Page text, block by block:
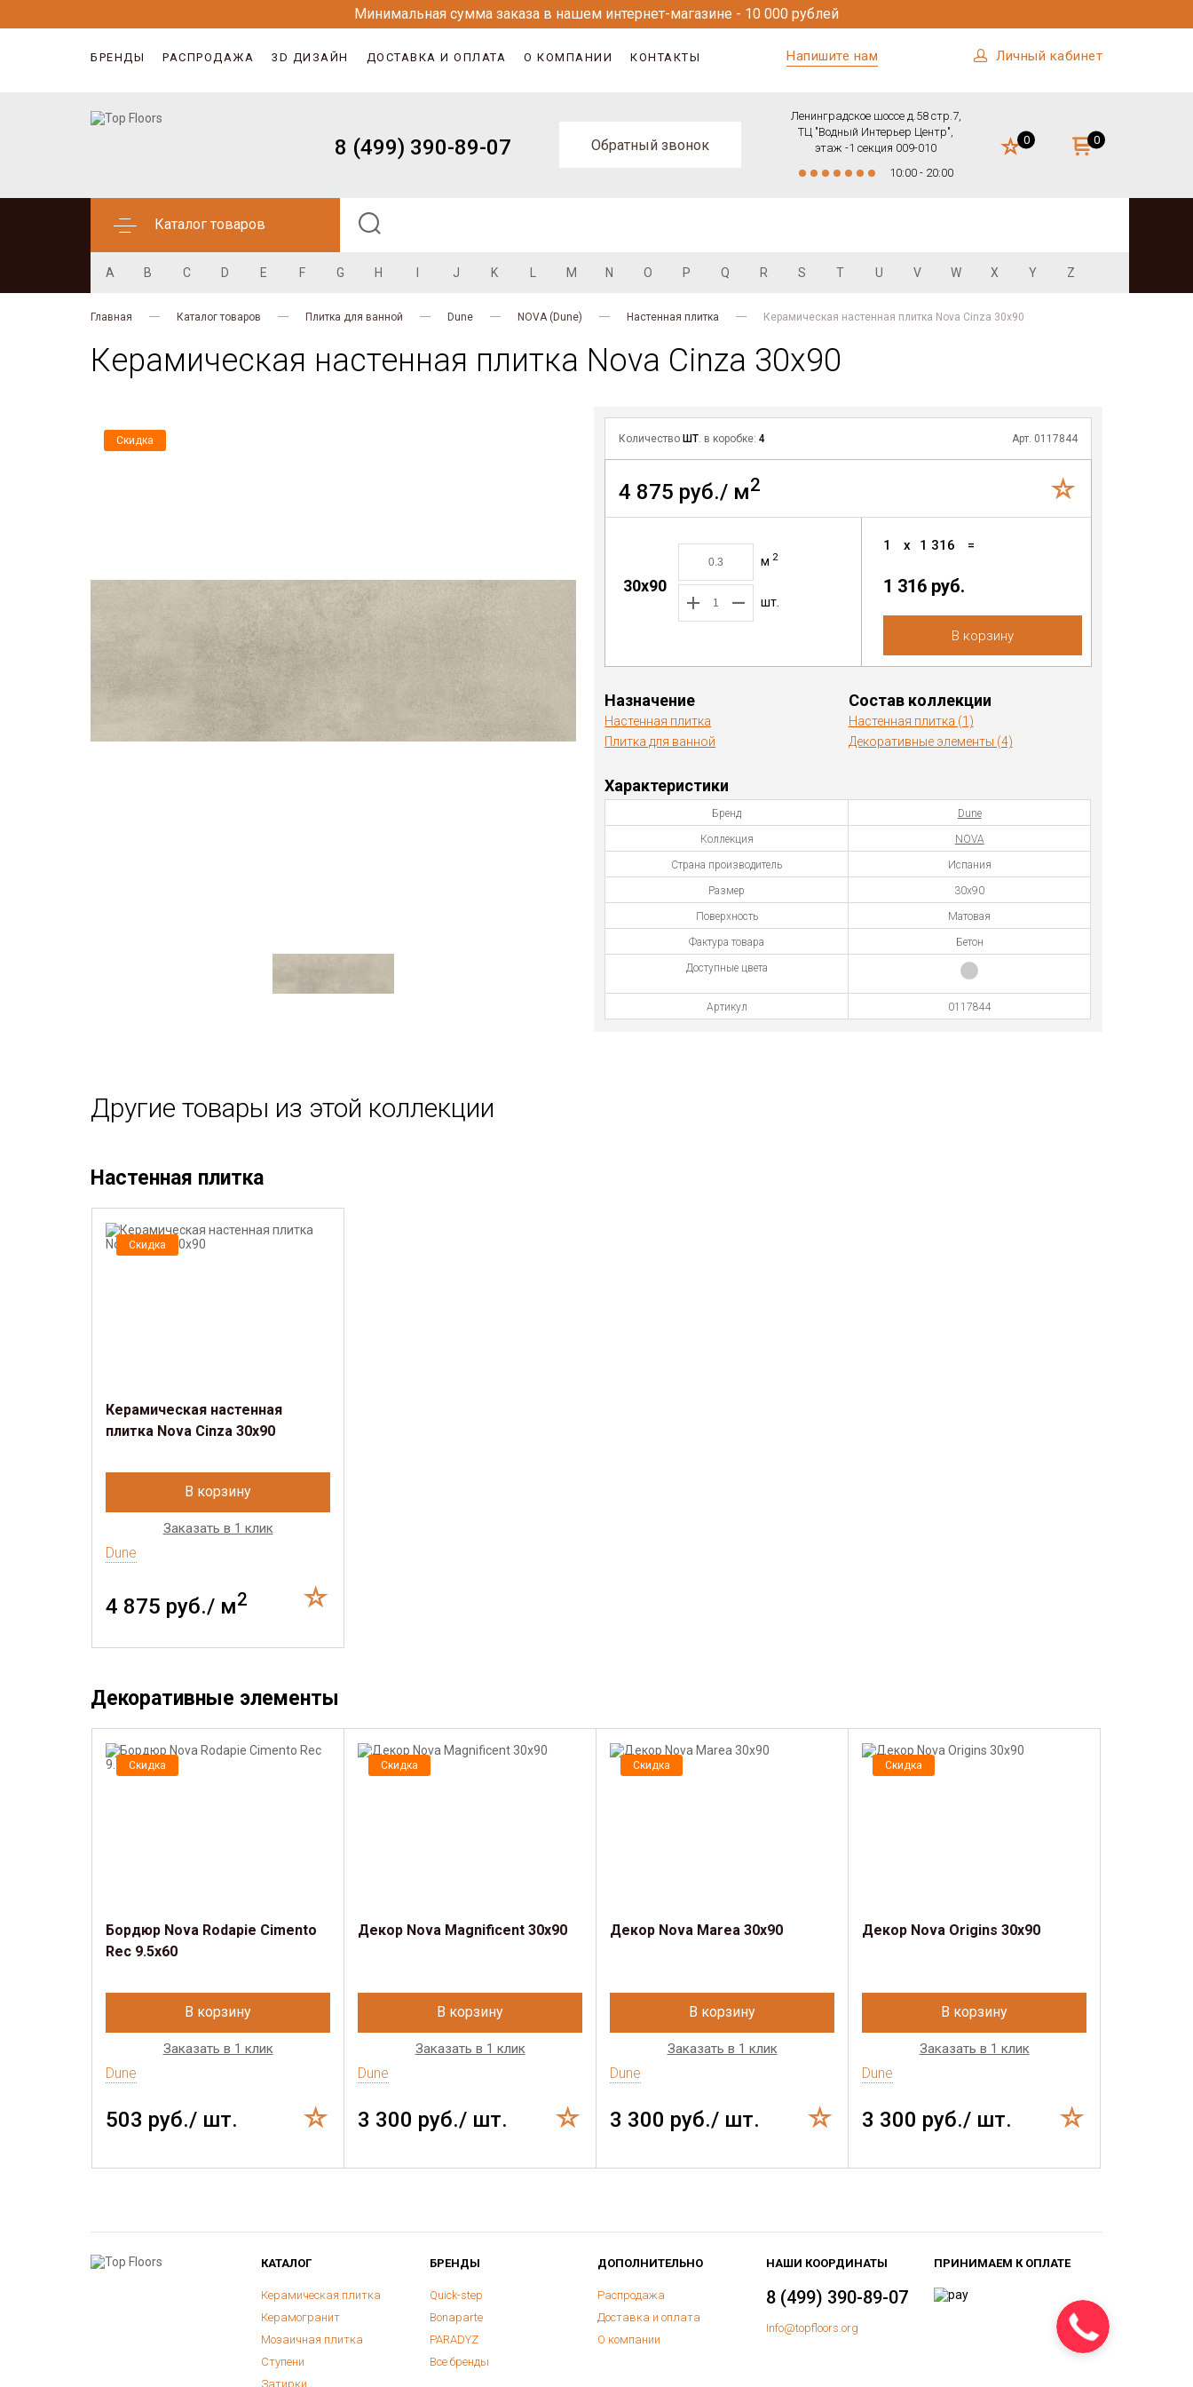
Минимальная сумма заказа в нашем интернет-магазине - 10 000 рублей
БРЕНДЫ РАСПРОДАЖА 3D ДИЗАЙН ДОСТАВКА И ОПЛАТА О КОМПАНИИ КОНТАКТЫ Напишите нам Личный кабинет
8 (499) 390-89-07 Обратный звонок
Ленинградское шоссе д.58 стр.7,
ТЦ "Водный Интерьер Центр",
этаж -1 секция 009-010
10:00 - 20:00
0 0
Каталог товаров
A B C D E F G H J K M N O P Q R S T U V W X Y Z
Главная Каталог товаров Плитка для ванной Dune NOVA (Dune) Настенная плитка Керамическая настенная плитка Nova Cinza 30x90
Керамическая настенная плитка Nova Cinza 30x90
Скидка Количество ШТ. в коробке:4 Арт. 0117844
4 875 руб./ м2
30x90
м 2
шт.
1 x 1 316 =
1 316 руб.
В корзину
Назначение
Настенная плитка
Плитка для ванной
Состав коллекции
Настенная плитка (1)
Декоративные элементы (4)
Характеристики
Бренд Dune
Коллекция NOVA
Страна производитель Испания
Размер 30x90
Поверхность Матовая
Фактура товара Бетон
Доступные цвета
Артикул 0117844
Другие товары из этой коллекции
Настенная плитка
Скидка
Керамическая настенная
плитка Nova Cinza 30x90
В корзину
Заказать в 1 клик
Dune
4 875 руб./ м2
Декоративные элементы
Скидка
Бордюр Nova Rodapie Cimento
Rec 9.5x60
В корзину
Заказать в 1 клик
Dune
503 руб./ шт.
Скидка
Декор Nova Magnificent 30x90
В корзину
Заказать в 1 клик
Dune
3 300 руб./ шт.
Скидка
Декор Nova Marea 30x90
В корзину
Заказать в 1 клик
Dune
3 300 руб./ шт.
Скидка
Декор Nova Origins 30x90
В корзину
Заказать в 1 клик
Dune
3 300 руб./ шт.
КАТАЛОГ
Керамическая плитка
Керамогранит
Мозаичная плитка
Ступени
Затирки
БРЕНДЫ
Quick-step
Bonaparte
PARADYZ
Все бренды
ДОПОЛНИТЕЛЬНО
Распродажа
Доставка и оплата
О компании
НАШИ КООРДИНАТЫ
8 (499) 390-89-07
Info@topfloors.org
ПРИНИМАЕМ К ОПЛАТЕ